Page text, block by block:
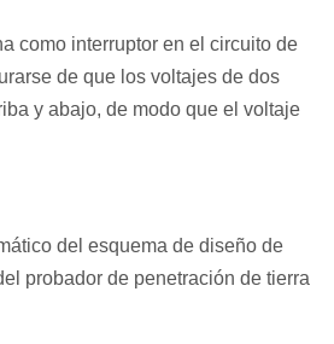
como interruptor en el circuito de
de que los voltajes de dos
y abajo, de modo que el voltaje
del esquema de diseño de
probador de penetración de tierra